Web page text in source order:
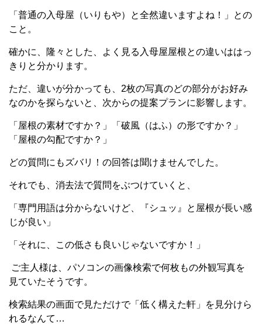
「普通の入母屋（いりもや）と全然違いますよね！」との
こと。
確かに、隆々とした、よく見る入母屋屋根との違いははっ
きりと分かります。
ただ、違いが分かっても、2枚の写真のどの部分がお好み
なのかを探らないと、次からの提案プランに影響します。
「屋根の素材ですか？」「破風（はふ）の形ですか？」
「屋根の勾配ですか？」
どの質問にもズバリ！の回答は聞けませんでした。
それでも、消去法で質問をぶつけていくと、
「専門用語は分からないけど、『シュッ』と屋根が長い感
じが良い」
「それに、この低さも良いじゃないですか！」
ご主人様は、パソコンの画像検索で何枚もの外観写真を
見ていたそうです。
検索結果の画面で見ただけで「低く構えた軒」を見分けら
れるなんて…